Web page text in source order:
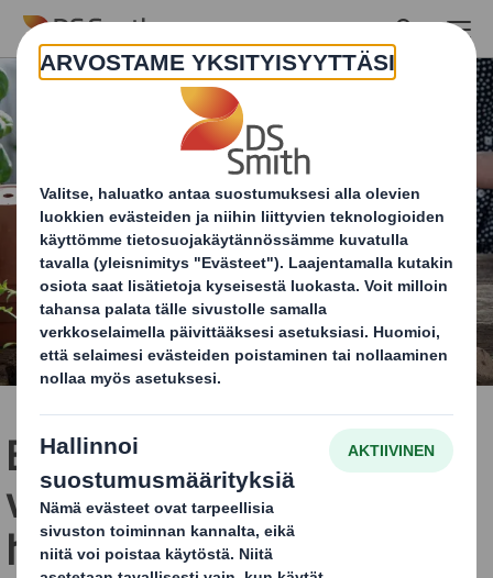
Skip to main content
Biolanin
verkkokauppapakkaus on
hybdiriratkaisu